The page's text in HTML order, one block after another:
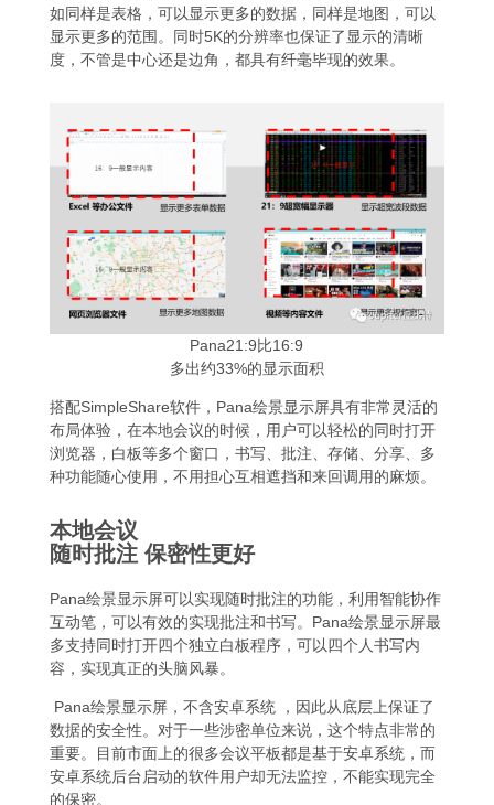
如同样是表格，可以显示更多的数据，同样是地图，可以
显示更多的范围。同时5K的分辨率也保证了显示的清晰
度，不管是中心还是边角，都具有纤毫毕现的效果。
Pana21:9比16:9
多出约33%的显示面积
搭配SimpleShare软件，Pana绘景显示屏具有非常灵活的
布局体验，在本地会议的时候，用户可以轻松的同时打开
浏览器，白板等多个窗口，书写、批注、存储、分享、多
种功能随心使用，不用担心互相遮挡和来回调用的麻烦。
本地会议
随时批注 保密性更好
Pana绘景显示屏可以实现随时批注的功能，利用智能协作
互动笔，可以有效的实现批注和书写。Pana绘景显示屏最
多支持同时打开四个独立白板程序，可以四个人书写内
容，实现真正的头脑风暴。
Pana绘景显示屏，不含安卓系统 ，因此从底层上保证了
数据的安全性。对于一些涉密单位来说，这个特点非常的
重要。目前市面上的很多会议平板都是基于安卓系统，而
安卓系统后台启动的软件用户却无法监控，不能实现完全
的保密。